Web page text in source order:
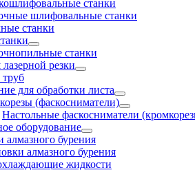
станки
шлифовальные станки
станки
станки
резки
труб
для обработки листа
(фаскосниматели)
Настольные фаскосниматели
оборудование
алмазного бурения
алмазного бурения
жидкости